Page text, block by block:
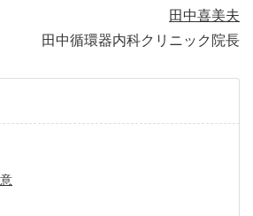
田中喜美夫
田中循環器内科クリニック院長